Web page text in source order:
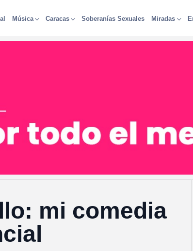
Música Caracas Soberanías Sexuales Miradas
mi comedia